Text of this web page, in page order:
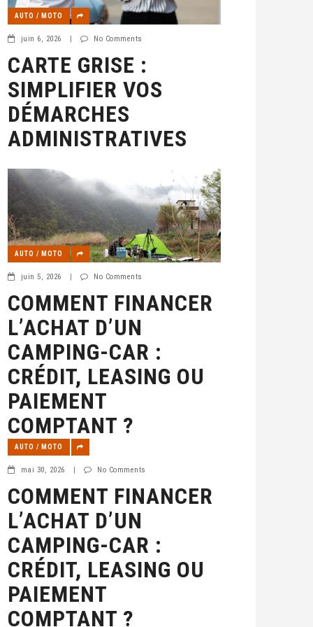
AUTO / MOTO
juin 6, 2026 No Comments
CARTE GRISE :
SIMPLIFIER VOS
DÉMARCHES
ADMINISTRATIVES
AUTO / MOTO
juin 5, 2026 | No Comments
COMMENT FINANCER
L’ACHAT D’UN
CAMPING-CAR :
CRÉDIT, LEASING OU
PAIEMENT
COMPTANT ?
AUTO / MOTO
mai 30, 2026 | No Comments
COMMENT FINANCER
L’ACHAT D’UN
CAMPING-CAR :
CRÉDIT, LEASING OU
PAIEMENT
COMPTANT ?